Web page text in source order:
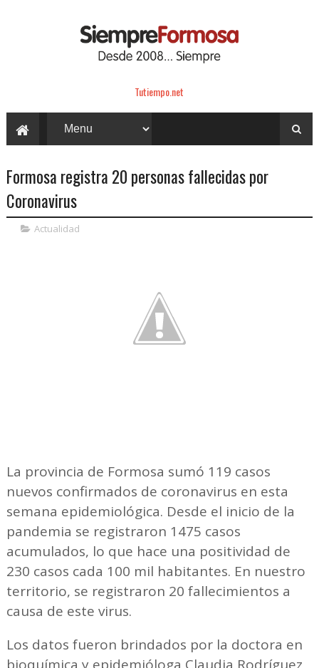
Tutiempo.net
Formosa registra 20 personas fallecidas por
Coronavirus
Actualidad
La provincia de Formosa sumó 119 casos
nuevos confirmados de coronavirus en esta
semana epidemiológica. Desde el inicio de la
pandemia se registraron 1475 casos
acumulados, lo que hace una positividad de
230 casos cada 100 mil habitantes. En nuestro
territorio, se registraron 20 fallecimientos a
causa de este virus.
Los datos fueron brindados por la doctora en
bioquímica y epidemióloga Claudia Rodríguez